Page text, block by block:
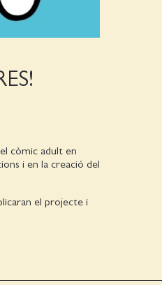
còmic adult en
i en la creació del
el projecte i